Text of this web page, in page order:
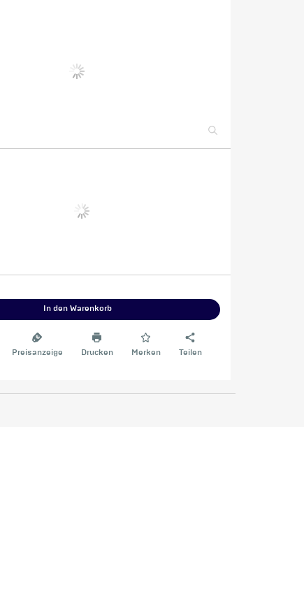
In den Warenkorb
Preisanzeige Drucken Merken Teilen